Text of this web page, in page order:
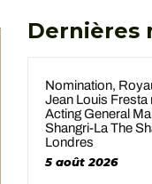
Dernières
Nomination,
Jean Louis Fresta
Acting General
Shangri-La The
Londres
5 août 2026